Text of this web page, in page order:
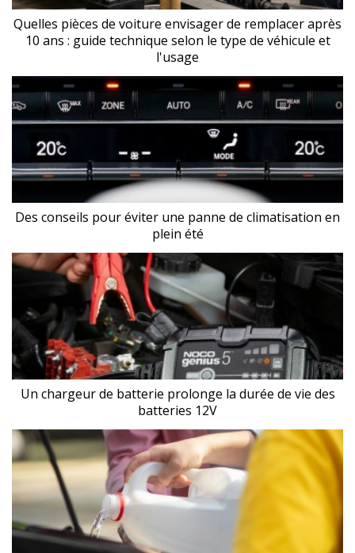
Quelles pièces de voiture envisager de remplacer après
10 ans : guide technique selon le type de véhicule et
l'usage
Des conseils pour éviter une panne de climatisation en
plein été
Un chargeur de batterie prolonge la durée de vie des
batteries 12V